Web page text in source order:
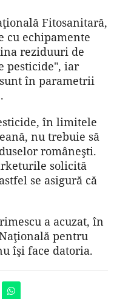
Fitosanitară,
cu echipamente
reziduuri de
pesticide", iar
în parametrii
în limitele
nu trebuie să
româneşti.
solicită
se asigură că
a acuzat, în
pentru
îşi face datoria.